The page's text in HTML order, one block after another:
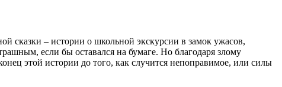
сказки – истории о школьной экскурсии в замок ужасов,
если бы оставался на бумаге. Но благодаря злому
этой истории до того, как случится непоправимое, или силы